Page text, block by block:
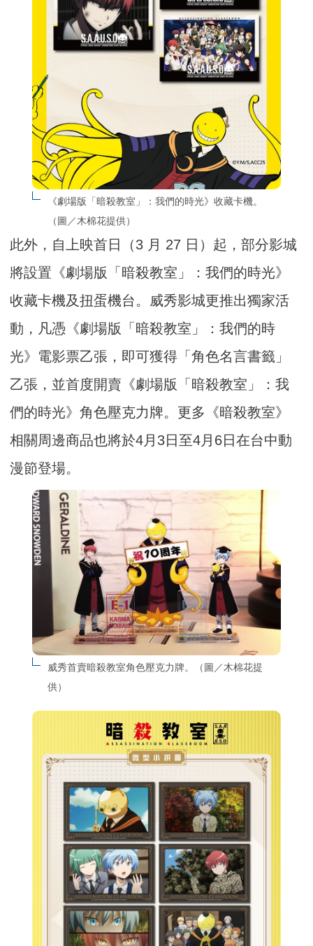
《劇場版「暗殺教室」：我們的時光》收藏卡機。
（圖／木棉花提供）
此外，自上映首日（3 月 27 日）起，部分影城
將設置《劇場版「暗殺教室」：我們的時光》
收藏卡機及扭蛋機台。威秀影城更推出獨家活
動，凡憑《劇場版「暗殺教室」：我們的時
光》電影票乙張，即可獲得「角色名言書籤」
乙張，並首度開賣《劇場版「暗殺教室」：我
們的時光》角色壓克力牌。更多《暗殺教室》
相關周邊商品也將於4月3日至4月6日在台中動
漫節登場。
威秀首賣暗殺教室角色壓克力牌。（圖／木棉花提
供）